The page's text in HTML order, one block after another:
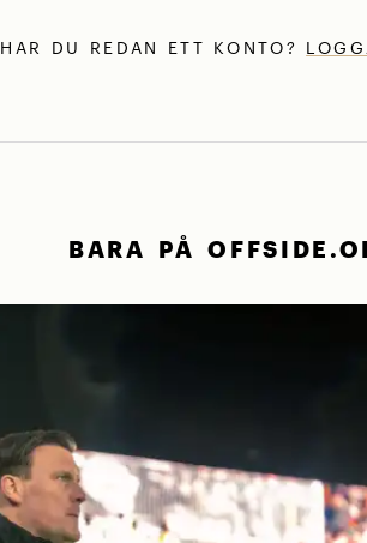
HAR DU REDAN ETT KONTO?
BARA PÅ